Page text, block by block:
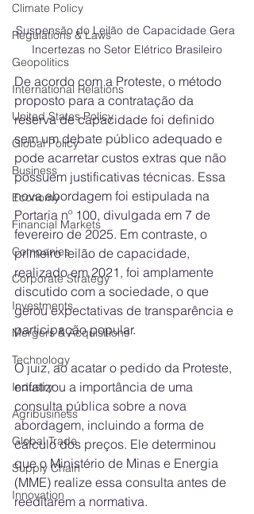
Climate Policy
Regulations & Laws
Geopolitics
International Relations
United States Policy
Global Policy
Business
Economy
Financial Markets
Companies
Corporate Strategy
Investments
Mergers & Acquisitions
Technology
Industry
Agribusiness
Global Trade
Supply Chain
Innovation
Suspensão do Leilão de Capacidade Gera
Incertezas no Setor Elétrico Brasileiro
De acordo com a Proteste, o método
proposto para a contratação da
reserva de capacidade foi definido
sem um debate público adequado e
pode acarretar custos extras que não
possuem justificativas técnicas. Essa
nova abordagem foi estipulada na
Portaria nº 100, divulgada em 7 de
fevereiro de 2025. Em contraste, o
primeiro leilão de capacidade,
realizado em 2021, foi amplamente
discutido com a sociedade, o que
gerou expectativas de transparência e
participação popular.
O juiz, ao acatar o pedido da Proteste,
enfatizou a importância de uma
consulta pública sobre a nova
abordagem, incluindo a forma de
cálculo dos preços. Ele determinou
que o Ministério de Minas e Energia
(MME) realize essa consulta antes de
reeditarem a normativa.